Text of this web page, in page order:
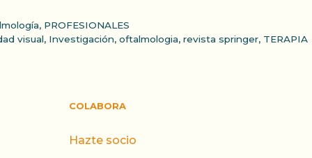
, PROFESIONALES
visual, Investigación, oftalmologia, revista springer, TERAPIA
COLABORA
Hazte socio